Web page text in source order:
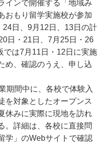
インで開催する「地域み
おもり留学実施校が参加
日、9月12日、13日の計
日・21日、7月25日・26
では7月11日・12日に実施
め、確認のうえ、申し込
期間中に、各校で体験入
を対象としたオープンス
休みに実際に現地を訪れ
。詳細は、各校に直接問
学」のWebサイトで確認